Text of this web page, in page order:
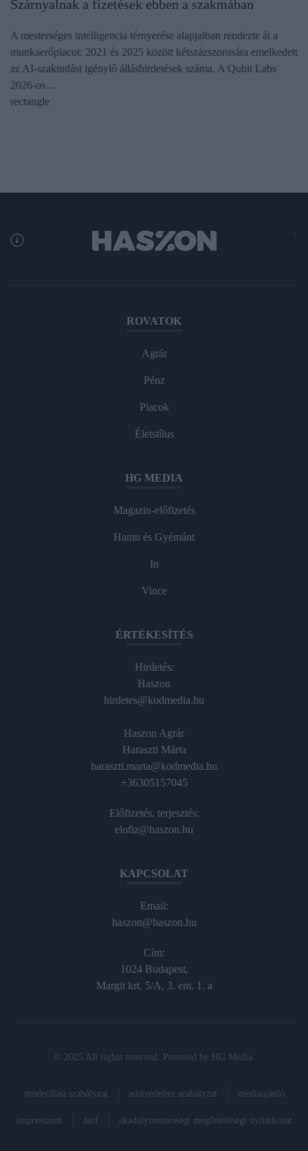
Szárnyalnak a fizetések ebben a szakmában
A mesterséges intelligencia térnyerése alapjaiban rendezte át a
munkaerőpiacot: 2021 és 2025 között kétszázszorosára emelkedett
az AI-szaktudást igénylő álláshirdetések száma. A Qubit Labs
2026-os…
rectangle
ROVATOK
Agrár
Pénz
Piacok
Életstílus
HG MEDIA
Magazin-előfizetés
Hamu és Gyémánt
In
Vince
ÉRTÉKESÍTÉS
Hirdetés:
Haszon
hirdetes@kodmedia.hu
Haszon Agrár
Haraszti Márta
haraszti.marta@kodmedia.hu
+36305157045
Előfizetés, terjesztés:
elofiz@haszon.hu
KAPCSOLAT
Email:
haszon@haszon.hu
Cím:
1024 Budapest,
Margit krt. 5/A, 3. em. 1. a
© 2025 All rights reserved. Powered by HG Media
moderálási szabályzat adatvédelmi szabályzat médiaajánló
impresszum ászf akadálymentességi megfelelőségi nyilatkozat